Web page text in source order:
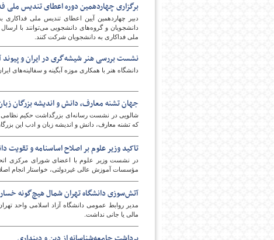
برگزاری چهاردهمین دوره اعطای تندیس ملی
دانشجویان و گروه‌های دانشجویی می‌توانند با
ملی فداکاری به دانشجویان شرکت کنند.
نشست بررسی هنر شیشه‌گری در ایران و پیوند
دانشگاه هنر با همکاری موزه آبگینه و سفالینه‌های
جهان تشنه معارف، دانش و اندیشه بزرگان
شالویی در نشست رسانه‌ای بزرگداشت حکیم نظامی
که تشنه معارف، دانش و اندیشه زبان و ادب این
تاکید وزیر علوم بر اصلاح اساسنامه و تقویت
در نشست وزیر علوم با اعضای شورای مرکزی
مؤسسات آموزش عالی غیردولتی، خواستار انجام
آتش‌سوزی دانشگاه تهران شمال هیچ‌گونه
مدیر روابط عمومی دانشگاه آزاد اسلامی واحد
مالی یا جانی نداشت.